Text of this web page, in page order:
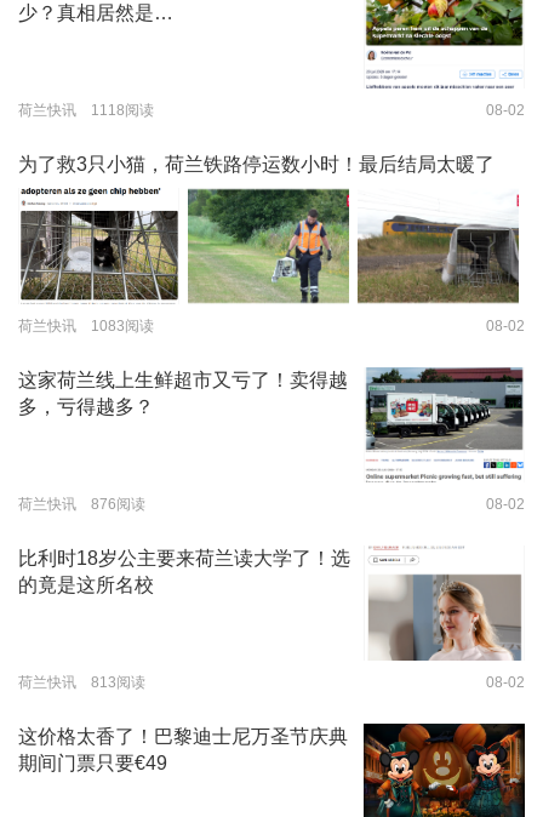
少？真相居然是…
荷兰快讯 1118阅读 08-02
为了救3只小猫，荷兰铁路停运数小时！最后结局太暖了
荷兰快讯 1083阅读 08-02
这家荷兰线上生鲜超市又亏了！卖得越
多，亏得越多？
荷兰快讯 876阅读 08-02
比利时18岁公主要来荷兰读大学了！选
的竟是这所名校
荷兰快讯 813阅读 08-02
这价格太香了！巴黎迪士尼万圣节庆典
期间门票只要€49